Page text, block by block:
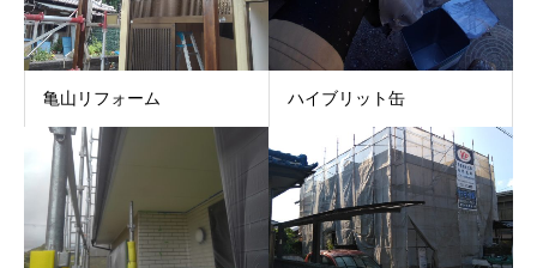
亀山リフォーム ハイブリット缶